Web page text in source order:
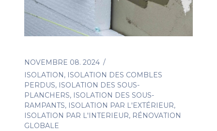
NOVEMBRE 08. 2024
ISOLATION, ISOLATION DES COMBLES
PERDUS, ISOLATION DES SOUS-
PLANCHERS, ISOLATION DES SOUS-
RAMPANTS, ISOLATION PAR L'EXTÉRIEUR,
ISOLATION PAR L'INTERIEUR, RÉNOVATION
GLOBALE